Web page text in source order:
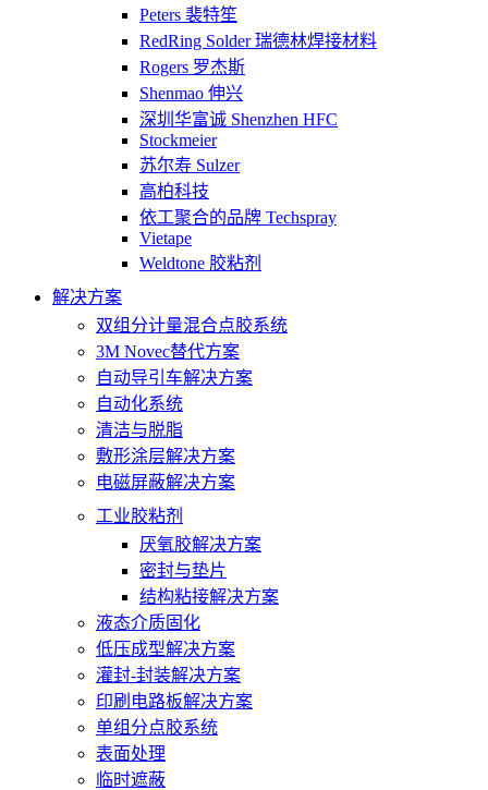
Peters 裴特笙
RedRing Solder 瑞德林焊接材料
Rogers 罗杰斯
Shenmao 伸兴
深圳华富诚 Shenzhen HFC
Stockmeier
苏尔寿 Sulzer
高柏科技
依工聚合的品牌 Techspray
Vietape
Weldtone 胶粘剂
解决方案
双组分计量混合点胶系统
3M Novec替代方案
自动导引车解决方案
自动化系统
清洁与脱脂
敷形涂层解决方案
电磁屏蔽解决方案
工业胶粘剂
厌氧胶解决方案
密封与垫片
结构粘接解决方案
液态介质固化
低压成型解决方案
灌封-封装解决方案
印刷电路板解决方案
单组分点胶系统
表面处理
临时遮蔽